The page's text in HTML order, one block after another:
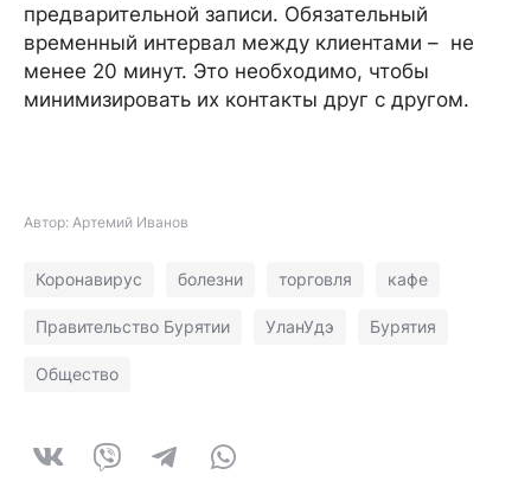
предварительной записи. Обязательный
временный интервал между клиентами – не
менее 20 минут. Это необходимо, чтобы
минимизировать их контакты друг с другом.
Автор: Артемий Иванов
Коронавирус болезни торговля кафе
Правительство Бурятии УланУдэ Бурятия
Общество